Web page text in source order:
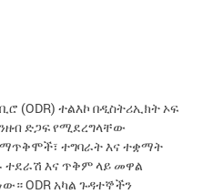
(ODR) ተልእኮ በዲስትሪኢክት ኦፍ
ድጋፍ የሚደረግላቸው
ተግባራት እና ተቋማት
እና ጥቅም ላይ መዋል
ODR አካል ጉዳተኞችን